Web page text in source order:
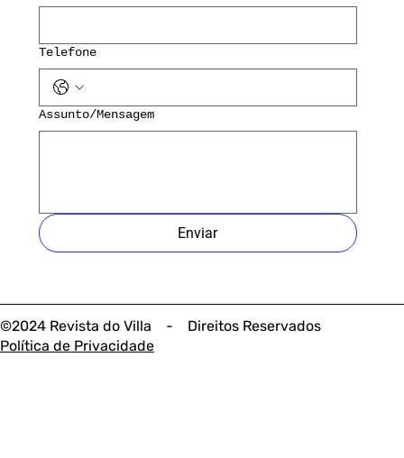
©2024 Revista do Villa - Direitos Reservados
Política de Privacidade
Telefone
Assunto/Mensagem
Enviar